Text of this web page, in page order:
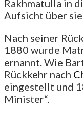
Rakhmatulla in
Aufsicht über sie
Nach seiner
1880 wurde
ernannt. Wie
Rückkehr nach
eingestellt und
Minister“.